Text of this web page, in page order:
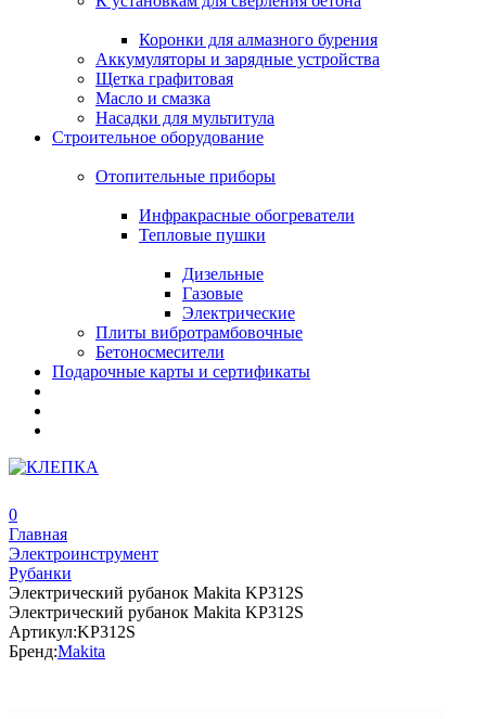
Коронки для алмазного бурения
Аккумуляторы и зарядные устройства
Щетка графитовая
Масло и смазка
Насадки для мультитула
Строительное оборудование
Отопительные приборы
Инфракрасные обогреватели
Тепловые пушки
Дизельные
Газовые
Электрические
Плиты вибротрамбовочные
Бетоносмесители
Подарочные карты и сертификаты
0
Главная
Электроинструмент
Рубанки
Электрический рубанок Makita KP312S
Электрический рубанок Makita KP312S
Артикул:KP312S
Бренд:Makita